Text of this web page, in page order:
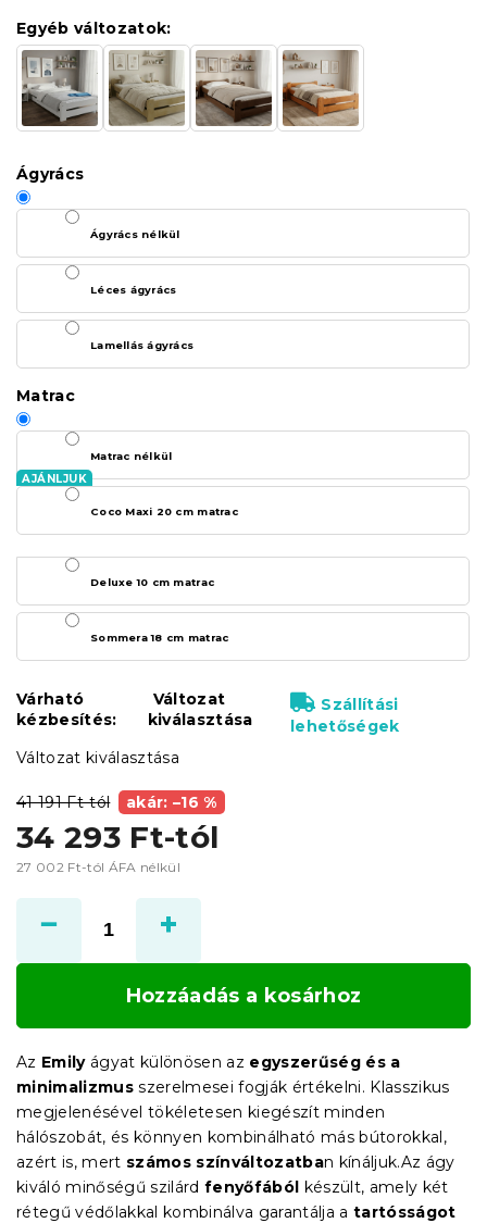
41 191 Ft-tól akár: –16 %
34 293 Ft-tól
27 002 Ft-tól ÁFA nélkül
Változat kiválasztása
Egyéb változatok:
Ágyrács
Ágyrács nélkül
Léces ágyrács
Lamellás ágyrács
Matrac
Matrac nélkül
Coco Maxi 20 cm matrac
Deluxe 10 cm matrac
Sommera 18 cm matrac
Várható
kézbesítés:
Változat
kiválasztása
Szállítási
lehetőségek
Hozzáadás a kosárhoz
Az Emilyágyat különösen az egyszerűség és a
minimalizmus szerelmesei fogják értékelni. Klasszikus
megjelenésével tökéletesen kiegészít minden
hálószobát, és könnyen kombinálható más bútorokkal,
azért is, mert számos színváltozatban kínáljuk.Az ágy
kiváló minőségű szilárd fenyőfából készült, amely két
rétegű védőlakkal kombinálva garantálja a tartósságot